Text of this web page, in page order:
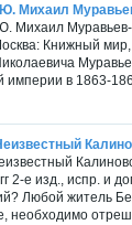
Михаил
Михаил Муравьев-
Книжный мир,
империи в 1863-
2-е изд., испр. и
Любой житель
необходимо